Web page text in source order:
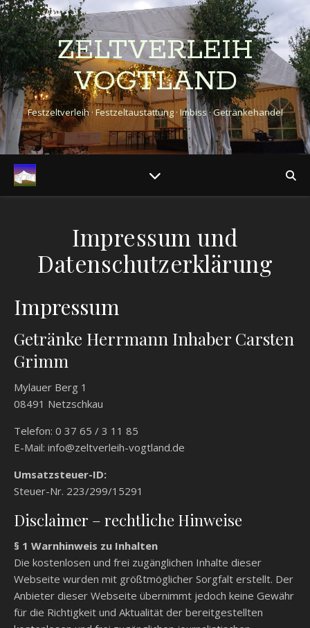
ZELTVERLEIH
VOGTLAND
Festzeltverleih · Festzeltaustattung · Imbiss · Getränkehandel
Impressum und
Datenschutzerklärung
Impressum
Getränke Herrmann Inhaber Carsten
Grimm
Mylauer Berg 1
08491 Netzschkau
Telefon: 0 37 65 / 3 11 85
E-Mail: info@zeltverleih-vogtland.de
Umsatzsteuer-ID:
Steuer-Nr. 223/299/15291
Disclaimer – rechtliche Hinweise
§ 1 Warnhinweis zu Inhalten
Die kostenlosen und frei zugänglichen Inhalte dieser
Webseite wurden mit größtmöglicher Sorgfalt erstellt. Der
Anbieter dieser Webseite übernimmt jedoch keine Gewähr
für die Richtigkeit und Aktualität der bereitgestellten